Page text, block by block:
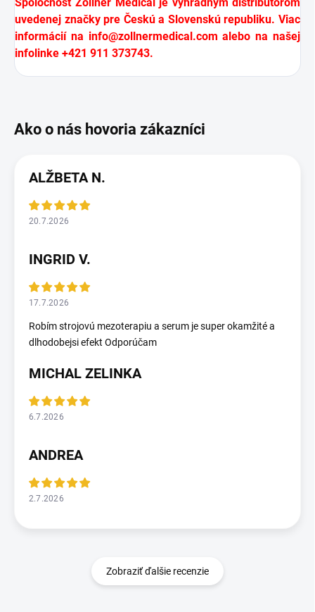
Spoločnosť Zöllner Medical je výhradným distribútorom
uvedenej značky pre Českú a Slovenskú republiku. Viac
informácií na info@zollnermedical.com alebo na našej
infolinke +421 911 373743.
ALŽBETA N.
20.7.2026
INGRID V.
17.7.2026
Robím strojovú mezoterapiu a serum je super okamžité a
dlhodobejsi efekt Odporúčam
MICHAL ZELINKA
6.7.2026
ANDREA
2.7.2026
Zobraziť ďalšie recenzie